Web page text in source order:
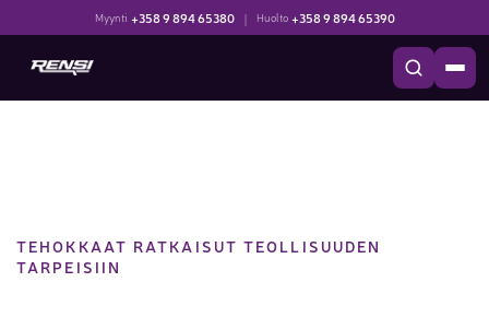
Myynti +358 9 894 65380 | Huolto +358 9 894 65390
TEHOKKAAT RATKAISUT TEOLLISUUDEN
TARPEISIIN